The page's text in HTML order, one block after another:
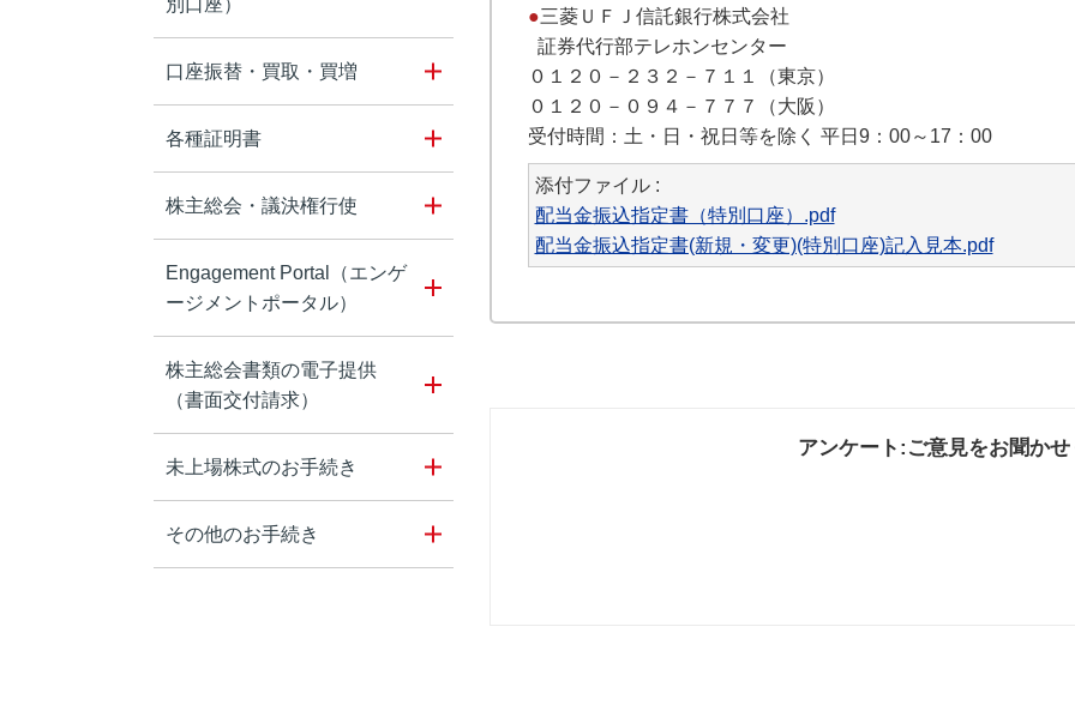
別口座）
口座振替・買取・買増
各種証明書
株主総会・議決権行使
Engagement Portal（エンゲ
ージメントポータル）
株主総会書類の電子提供
（書面交付請求）
未上場株式のお手続き
その他のお手続き
●三菱ＵＦＪ信託銀行株式会社
証券代行部テレホンセンター
０１２０－２３２－７１１（東京）
０１２０－０９４－７７７（大阪）
受付時間：土・日・祝日等を除く 平日9：00～17：00
添付ファイル :
配当金振込指定書（特別口座）.pdf
配当金振込指定書(新規・変更)(特別口座)記入見本.pdf
アンケート:ご意見をお聞か